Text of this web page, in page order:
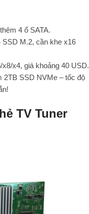
4 ổ SATA.
SSD M.2, cần khe x16
x4, giá khoảng 40 USD.
2TB SSD NVMe – tốc độ
TV Tuner